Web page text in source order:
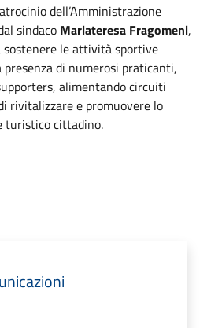
dell’Amministrazione
sindaco Mariateresa Fragomeni,
sostenere le attività sportive
di numerosi praticanti,
alimentando circuiti
rivitalizzare e promuovere lo
turistico cittadino.